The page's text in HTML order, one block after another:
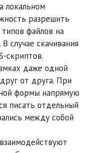
локальном
разрешить
файлов на
случае скачивания
скриптов.
даже одной
от друга. При
формы напрямую
писать отдельный
между собой